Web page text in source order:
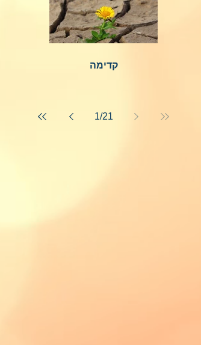
קדימה
1/21